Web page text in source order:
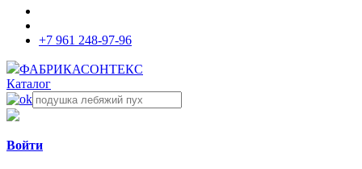
+7 961 248-97-96
ФАБРИКАСОНТЕКС
Каталог
Войти